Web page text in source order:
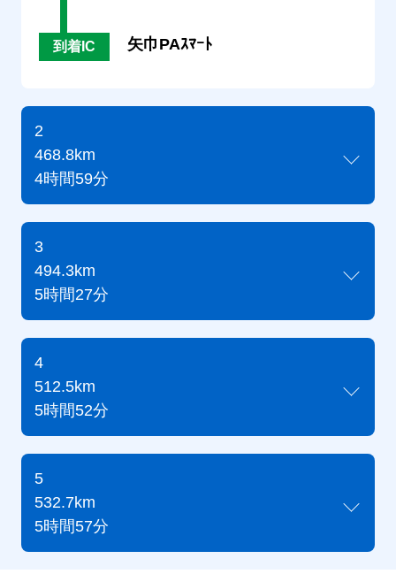
到着IC 矢巾PAｽﾏｰﾄ
2
468.8km
4時間59分
3
494.3km
5時間27分
4
512.5km
5時間52分
5
532.7km
5時間57分